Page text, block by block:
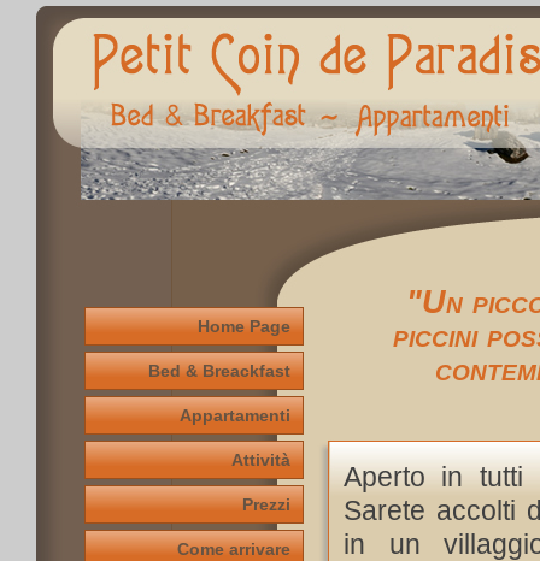
Home Page
Bed & Breackfast
Appartamenti
Attività
Prezzi
Come arrivare
"Un
piccini
Aperto in tutti
Sarete accolti
in un